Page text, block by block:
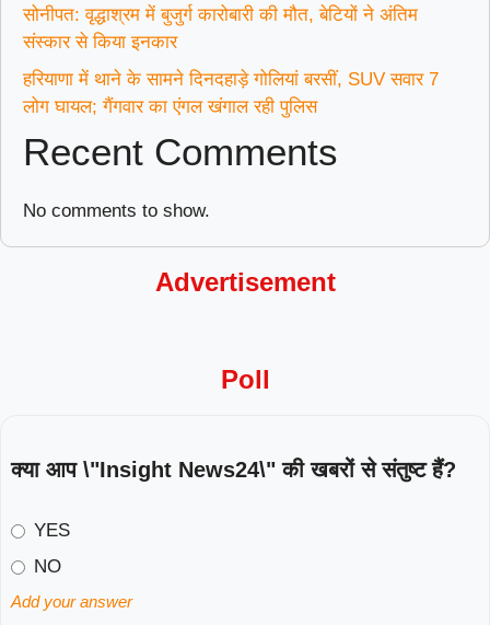
सोनीपत: वृद्धाश्रम में बुजुर्ग कारोबारी की मौत, बेटियों ने अंतिम
संस्कार से किया इनकार
हरियाणा में थाने के सामने दिनदहाड़े गोलियां बरसीं, SUV सवार 7
लोग घायल; गैंगवार का एंगल खंगाल रही पुलिस
Recent Comments
No comments to show.
Advertisement
Poll
क्या आप \"Insight News24\" की खबरों से संतुष्ट हैं?
YES
NO
Add your answer